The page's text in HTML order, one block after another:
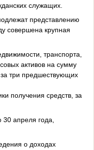
служащих.
представлению
совершена крупная
транспорта,
активов на сумму
три предшествующих
получения средств, за
апреля года,
о доходах